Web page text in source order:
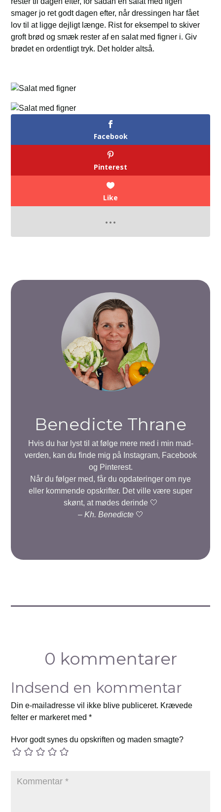
smager jo ret godt dagen efter, når dressingen har fået
lov til at ligge dejligt længe. Rist for eksempel to skiver
groft brød og smæk rester af en salat med figner i. Giv
brødet en ordentligt tryk. Det holder altså.
Facebook
Pinterest
Like
Benedicte Thrane
Hvis du har lyst til at følge mere med i min mad-
verden, kan du finde mig på Instagram, Facebook
og Pinterest.
Når du følger med, får du opdateringer om nye
eller kommende opskrifter. Det ville være super
skønt, at mødes derinde 🤍
– Kh. Benedicte🤍
0 kommentarer
Indsend en kommentar
Din e-mailadresse vil ikke blive publiceret. Krævede
felter er markeret med*
Hvor godt synes du opskriften og maden smagte?